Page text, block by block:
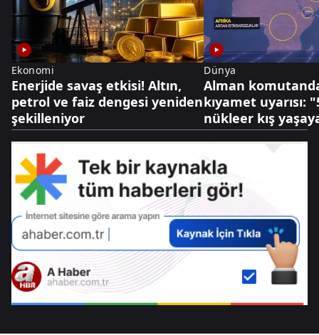
Ekonomi
Enerjide savaş etkisi! Altın,
petrol ve faiz dengesi yeniden
şekilleniyor
Dünya
Alman
kıyamet uyarısı:
nükleer kış